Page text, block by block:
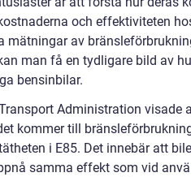
och effektiviteten
mätningar av
man få en tydligare bild av
bensinbilar.
Administration visade
kommer till
i E85. Det innebär att
samma effekt som vid